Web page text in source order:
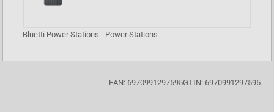
Bluetti Power Stations Power Stations
EAN: 6970991297595GTIN: 6970991297595